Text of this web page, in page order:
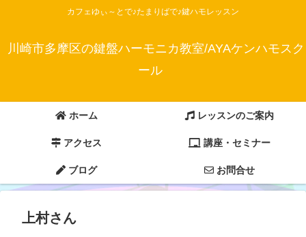
カフェゆぃ～とで♪たまりばで♪鍵ハモレッスン
川崎市多摩区の鍵盤ハーモニカ教室/AYAケンハモスク
ール
ホーム レッスンのご案内
アクセス 講座・セミナー
ブログ お問合せ
上村さん